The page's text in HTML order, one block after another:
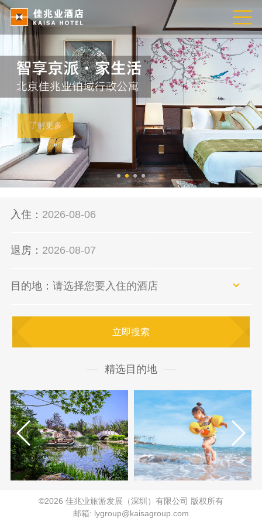
了解更多
入住：
退房：
目的地： 请选择您要入住的酒店
立即搜索
精选目的地
©2026 佳兆业旅游发展（深圳）有限公司 版权所有
邮箱: lygroup@kaisagroup.com